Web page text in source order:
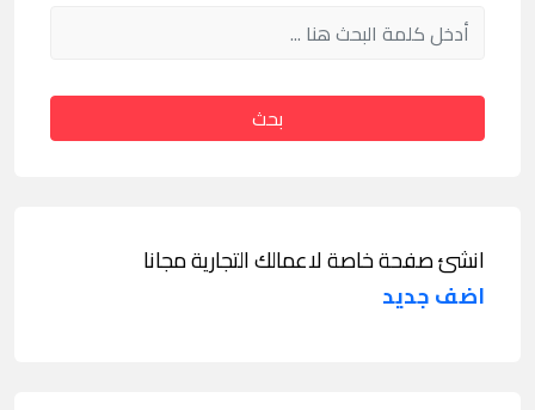
بحث
انشئ صفحة خاصة لاعمالك التجارية مجانا
اضف جديد